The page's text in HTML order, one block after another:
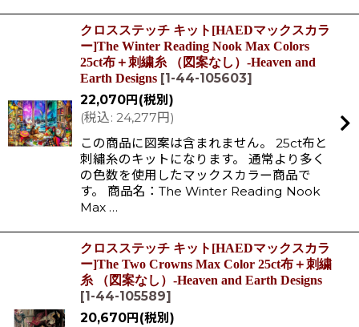
クロスステッチ キット[HAEDマックスカラ
ー]The Winter Reading Nook Max Colors
25ct布＋刺繍糸 （図案なし）-Heaven and
Earth Designs [1-44-105603]
22,070円 (税別)
(税込: 24,277円 )
この商品に図案は含まれません。 25ct布と
刺繡糸のキットになります。 通常より多く
の色数を使用したマックスカラー商品で
す。 商品名：The Winter Reading Nook
Max …
クロスステッチ キット[HAEDマックスカラ
ー]The Two Crowns Max Color 25ct布＋刺繍
糸 （図案なし）-Heaven and Earth Designs
[1-44-105589]
20,670円 (税別)